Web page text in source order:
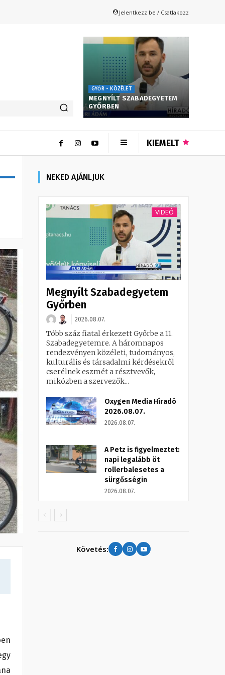
Jelentkezz be / Csatlakozz
GYŐR - KÖZÉLET
MEGNYÍLT SZABADEGYETEM
GYŐRBEN
KIEMELT
NEKED AJÁNLJUK
VIDEÓ
Megnyílt Szabadegyetem
Győrben
2026.08.07.
Több száz fiatal érkezett Győrbe a 11.
Szabadegyetemre. A háromnapos
rendezvényen közéleti, tudományos,
kulturális és társadalmi kérdésekről
cserélnek eszmét a résztvevők,
miközben a szervezők...
Oxygen Media Híradó
2026.08.07.
2026.08.07.
A Petz is figyelmeztet:
napi legalább öt
rollerbalesetes a
sürgősségin
2026.08.07.
Követés: